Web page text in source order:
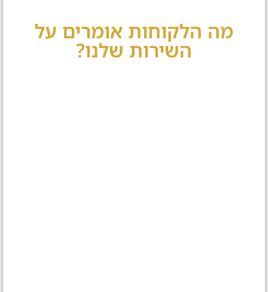
מה הלקוחות אומרים על
השירות שלנו?